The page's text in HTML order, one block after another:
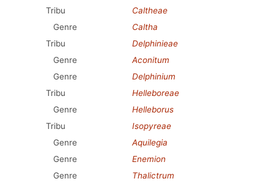
Tribu
Caltheae
Genre
Caltha
Tribu
Delphinieae
Genre
Aconitum
Genre
Delphinium
Tribu
Helleboreae
Genre
Helleborus
Tribu
Isopyreae
Genre
Aquilegia
Genre
Enemion
Genre
Thalictrum